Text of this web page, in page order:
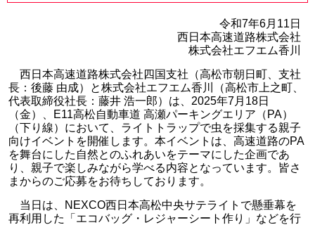
令和7年6月11日
西日本高速道路株式会社
株式会社エフエム香川
西日本高速道路株式会社四国支社（高松市朝日町、支社
長：後藤 由成）と株式会社エフエム香川（高松市上之町、
代表取締役社長：藤井 浩一郎）は、2025年7月18日
（金）、E11高松自動車道 高瀬パーキングエリア（PA）
（下り線）において、ライトトラップで虫を採集する親子
向けイベントを開催します。本イベントは、高速道路のPA
を舞台にした自然とのふれあいをテーマにした企画であ
り、親子で楽しみながら学べる内容となっています。皆さ
まからのご応募をお待ちしております。
当日は、NEXCO西日本高松中央サテライトで懸垂幕を
再利用した「エコバッグ・レジャーシート作り」などを行